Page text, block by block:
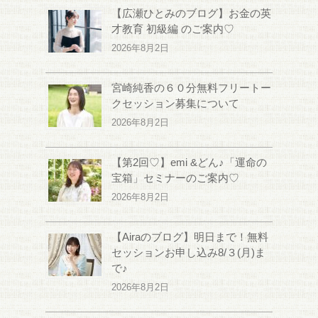
【広瀬ひとみのブログ】お金の英
才教育 初級編 のご案内♡
2026年8月2日
宮崎純香の６０分無料フリートー
クセッション募集について
2026年8月2日
【第2回♡】emi &どん♪「運命の
宝箱」セミナーのご案内♡
2026年8月2日
【Airaのブログ】明日まで！無料
セッションお申し込み8/３(月)ま
で♪
2026年8月2日